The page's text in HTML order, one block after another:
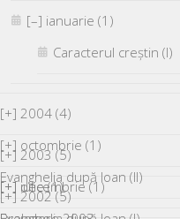
[–] ianuarie (1)
Caracterul creştin (I)
[+] 2004 (4)
[+] octombrie (1)
Evanghelia după Ioan (II)
[+] iulie (1)
[+] 2003 (5)
[+] decembrie (1)
[+] 2002 (5)